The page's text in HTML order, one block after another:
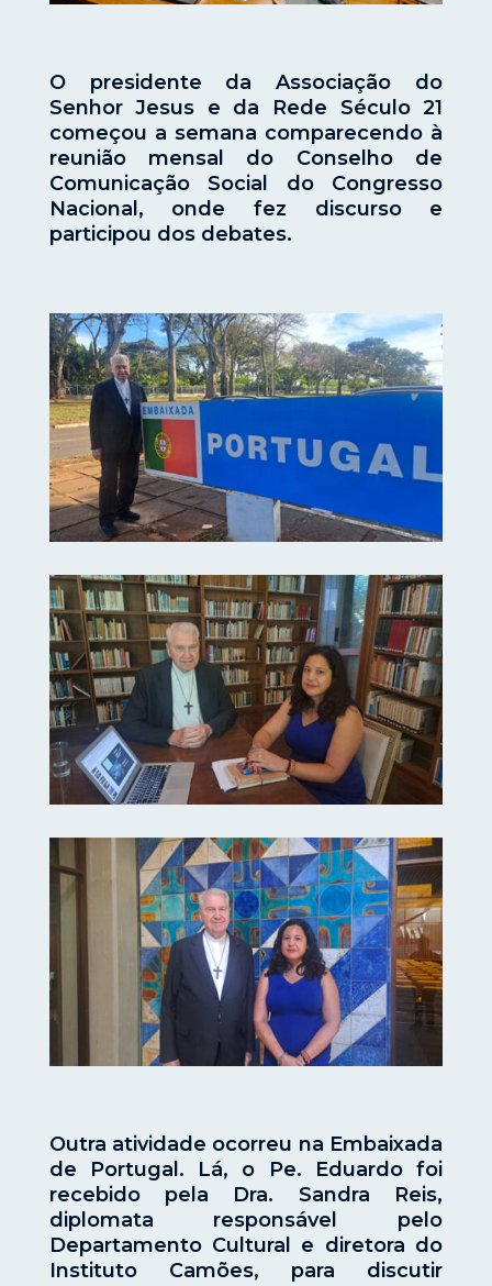
O presidente da Associação do
Senhor Jesus e da Rede Século 21
começou a semana comparecendo à
reunião mensal do Conselho de
Comunicação Social do Congresso
Nacional, onde fez discurso e
participou dos debates.
Outra atividade ocorreu na Embaixada
de Portugal. Lá, o Pe. Eduardo foi
recebido pela Dra. Sandra Reis,
diplomata responsável pelo
Departamento Cultural e diretora do
Instituto Camões, para discutir